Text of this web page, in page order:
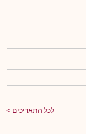
לכל התאריכים